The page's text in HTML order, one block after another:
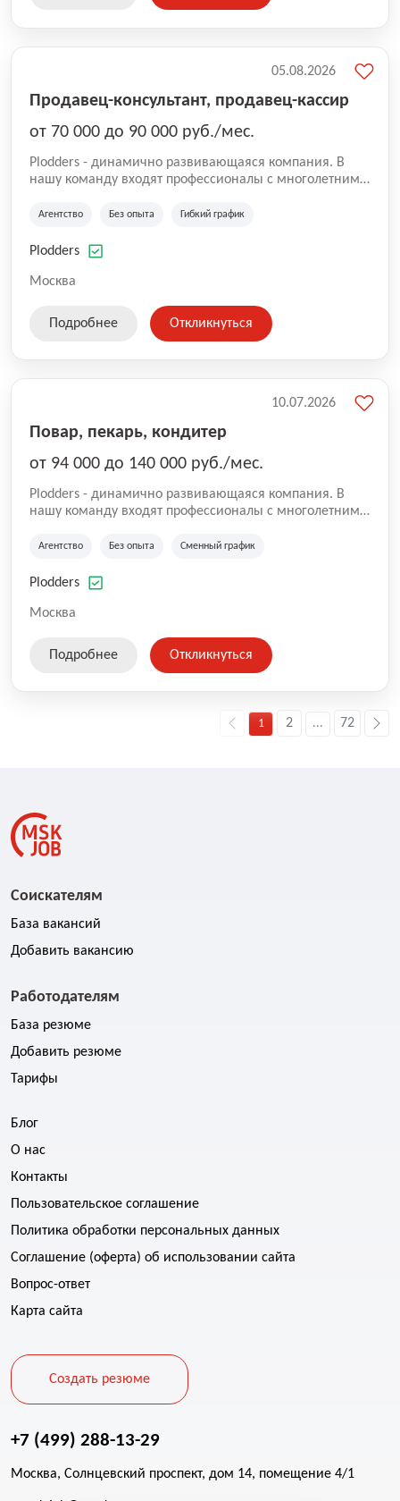
Продавец-консультант, продавец-кассир
от 70 000 до 90 000 руб./мес.
Plodders - динамично развивающаяся компания. В
нашу команду входят профессионалы с многолетним
на рынке аутсорсинга, а накопленный опыт позволяют
оказываемых услуг.
Агентство Без опыта Гибкий график
Plodders
Москва
05.08.2026
Подробнее Откликнуться
Повар, пекарь, кондитер
от 94 000 до 140 000 руб./мес.
Plodders - динамично развивающаяся компания. В
нашу команду входят профессионалы с многолетним
на рынке аутсорсинга, а накопленный опыт позволяют
оказываемых услуг.
Агентство Без опыта Сменный график
Plodders
Москва
10.07.2026
Подробнее Откликнуться
1 2 ... 72
Соискателям
База вакансий
Добавить вакансию
Работодателям
База резюме
Добавить резюме
Тарифы
Блог
О нас
Контакты
Пользовательское соглашение
Политика обработки персональных данных
Соглашение (оферта) об использовании сайта
Вопрос-ответ
Карта сайта
Создать резюме
+7 (499) 288-13-29
Москва, Солнцевский проспект, дом 14, помещение 4/1